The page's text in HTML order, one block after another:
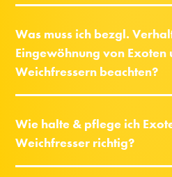
Was muss ich bezgl.
Eingewöhnung von Exoten
Weichfressern beachten?
Wie halte & pflege ich
Weichfresser richtig?